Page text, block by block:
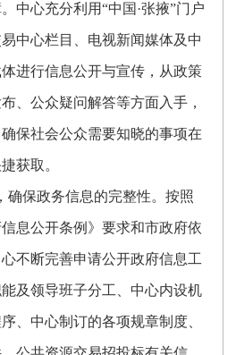
中心充分利用“中国·张掖”门户
中心栏目、电视新闻媒体及中
进行信息公开与宣传，从政策
、公众疑问解答等方面入手，
保社会公众需要知晓的事项在
获取。
确保政务信息的完整性。按照
信息公开条例》要求和市政府依
不断完善申请公开政府信息工
及领导班子分工、中心内设机
、中心制订的各项规章制度、